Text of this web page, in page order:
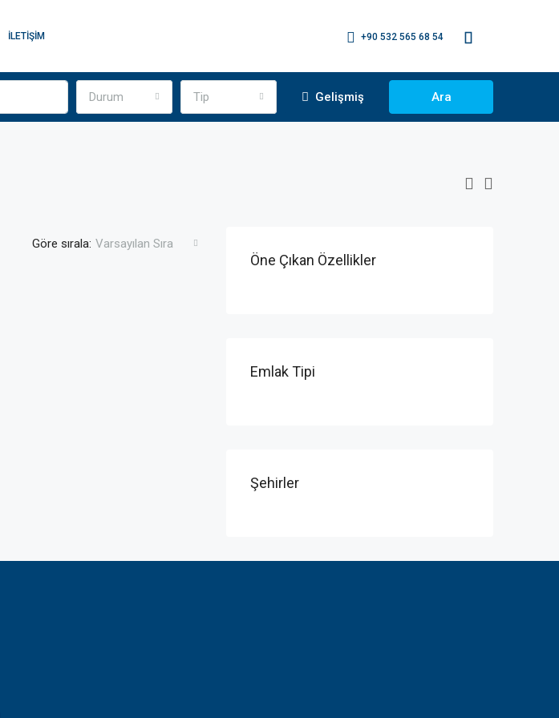
İLETIŞIM +90 532 565 68 54
Durum Tip Gelişmiş Ara
Göre sırala: Varsayılan Sıra
Öne Çıkan Özellikler
Emlak Tipi
Şehirler